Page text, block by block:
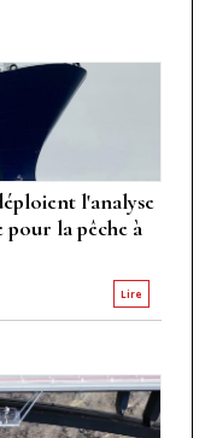
l'analyse
la pêche à
Lire